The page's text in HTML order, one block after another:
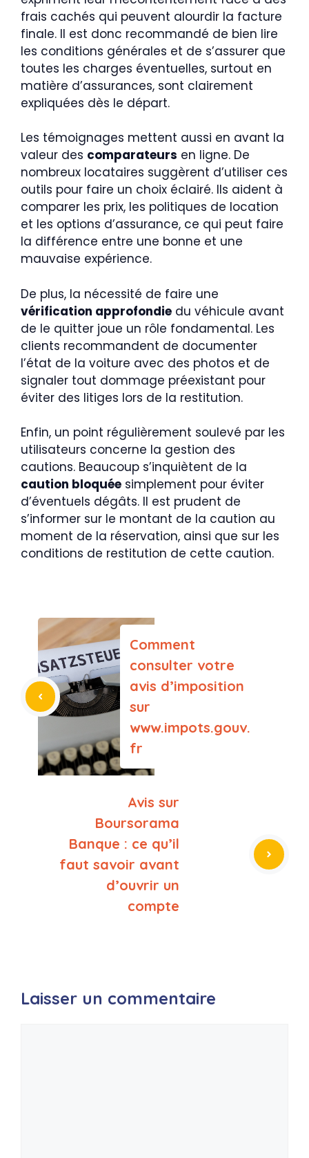
frais cachés qui peuvent alourdir la facture
finale. Il est donc recommandé de bien lire
les conditions générales et de s’assurer que
toutes les charges éventuelles, surtout en
matière d’assurances, sont clairement
expliquées dès le départ.
Les témoignages mettent aussi en avant la
valeur des comparateurs en ligne. De
nombreux locataires suggèrent d’utiliser ces
outils pour faire un choix éclairé. Ils aident à
comparer les prix, les politiques de location
et les options d’assurance, ce qui peut faire
la différence entre une bonne et une
mauvaise expérience.
De plus, la nécessité de faire une
vérification approfondie du véhicule avant
de le quitter joue un rôle fondamental. Les
clients recommandent de documenter
l’état de la voiture avec des photos et de
signaler tout dommage préexistant pour
éviter des litiges lors de la restitution.
Enfin, un point régulièrement soulevé par les
utilisateurs concerne la gestion des
cautions. Beaucoup s’inquiètent de la
caution bloquée simplement pour éviter
d’éventuels dégâts. Il est prudent de
s’informer sur le montant de la caution au
moment de la réservation, ainsi que sur les
conditions de restitution de cette caution.
Comment
consulter votre
avis d’imposition
sur
www.impots.gouv.
fr
Avis sur
Boursorama
Banque : ce qu’il
faut savoir avant
d’ouvrir un
compte
Laisser un commentaire